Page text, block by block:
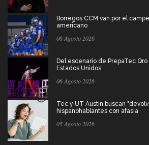
Borregos CCM van por el
americano
06 Agosto 2026
Del escenario de PrepaTec
Estados Unidos
06 Agosto 2026
Tec y UT Austin buscan
hispanohablantes con afasia
05 Agosto 2026